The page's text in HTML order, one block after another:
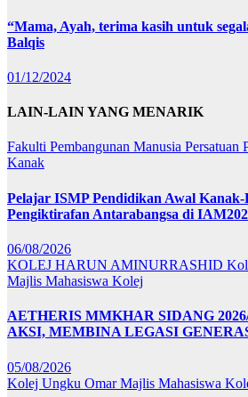
“Mama, Ayah, terima kasih untuk
Balqis
01/12/2024
LAIN-LAIN YANG MENARIK
Fakulti Pembangunan Manusia Persatuan
Kanak
Pelajar ISMP Pendidikan Awal
Pengiktirafan Antarabangsa di
06/08/2026
KOLEJ HARUN AMINURRASHID
Majlis Mahasiswa Kolej
AETHERIS MMKHAR SIDANG
AKSI, MEMBINA LEGASI
05/08/2026
Kolej Ungku OmarMajlis Mahasiswa